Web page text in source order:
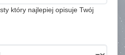
który najlepiej opisuje Twój